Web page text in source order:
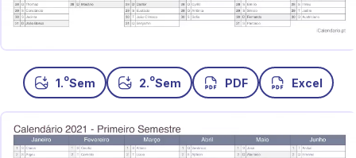
1.oSem 2.oSem PDF Excel